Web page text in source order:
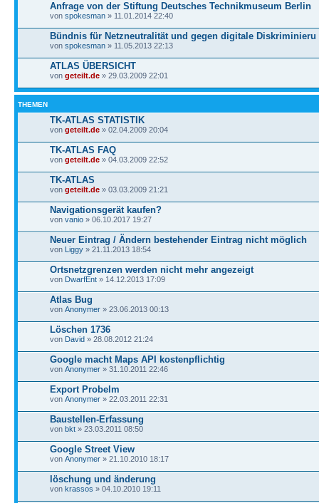
Anfrage von der Stiftung Deutsches Technikmuseum Berlin
von spokesman » 11.01.2014 22:40
Bündnis für Netzneutralität und gegen digitale Diskriminieru
von spokesman » 11.05.2013 22:13
ATLAS ÜBERSICHT
von geteilt.de » 29.03.2009 22:01
THEMEN
TK-ATLAS STATISTIK
von geteilt.de » 02.04.2009 20:04
TK-ATLAS FAQ
von geteilt.de » 04.03.2009 22:52
TK-ATLAS
von geteilt.de » 03.03.2009 21:21
Navigationsgerät kaufen?
von vanio » 06.10.2017 19:27
Neuer Eintrag / Ändern bestehender Eintrag nicht möglich
von Liggy » 21.11.2013 18:54
Ortsnetzgrenzen werden nicht mehr angezeigt
von DwarfEnt » 14.12.2013 17:09
Atlas Bug
von Anonymer » 23.06.2013 00:13
Löschen 1736
von David » 28.08.2012 21:24
Google macht Maps API kostenpflichtig
von Anonymer » 31.10.2011 22:46
Export Probelm
von Anonymer » 22.03.2011 22:31
Baustellen-Erfassung
von bkt » 23.03.2011 08:50
Google Street View
von Anonymer » 21.10.2010 18:17
löschung und änderung
von krassos » 04.10.2010 19:11